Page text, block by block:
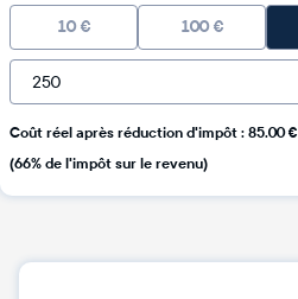
10 € 100 €
Coût réel après réduction d'impôt : 85.00 €
(66% de l'impôt sur le revenu)